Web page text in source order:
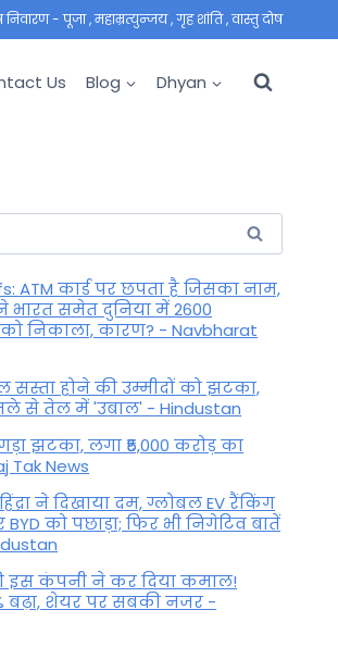
- पूजा , महाम्रत्युन्जय , गृह शांति , वास्तु दोष
Us Blog Dhyan
ATM कार्ड पर छपता है जिसका नाम,
समेत दुनिया में 2600
को निकाला, कारण? - Navbharat
सस्ता होने की उम्मीदों को झटका,
से तेल में 'उबाल' - Hindustan
झटका, लगा ₹5,000 करोड़ का
Tak News
ने दिखाया दम, ग्लोबल EV रैंकिंग
को पछाड़ा; फिर भी निगेटिव बातें
इस कंपनी ने कर दिया कमाल!
बढ़ा, शेयर पर सबकी नजर -